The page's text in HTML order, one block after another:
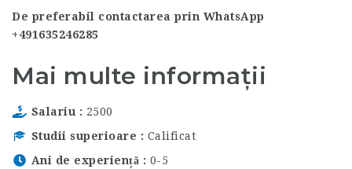
De preferabil contactarea prin WhatsApp
+491635246285
Mai multe informații
Salariu
2500
Studii superioare
Calificat
Ani de experiență
0-5